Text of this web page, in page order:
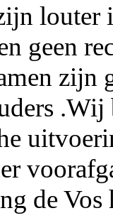
louter
geen
zijn
.Wij
de